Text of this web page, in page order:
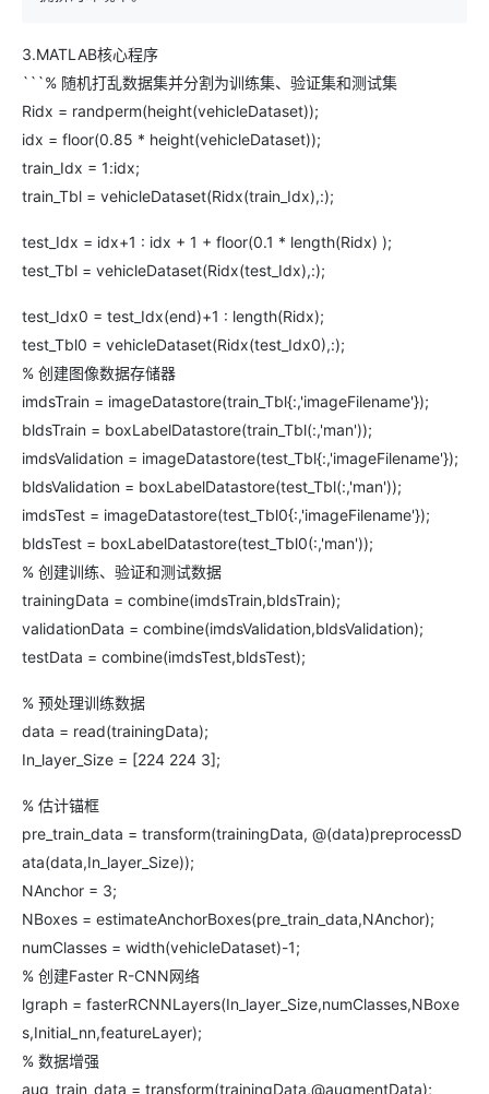
3.MATLAB核心程序
```% 随机打乱数据集并分割为训练集、验证集和测试集
Ridx = randperm(height(vehicleDataset));
idx = floor(0.85 * height(vehicleDataset));
train_Idx = 1:idx;
train_Tbl = vehicleDataset(Ridx(train_Idx),:);
test_Idx = idx+1 : idx + 1 + floor(0.1 * length(Ridx) );
test_Tbl = vehicleDataset(Ridx(test_Idx),:);
test_Idx0 = test_Idx(end)+1 : length(Ridx);
test_Tbl0 = vehicleDataset(Ridx(test_Idx0),:);
% 创建图像数据存储器
imdsTrain = imageDatastore(train_Tbl{:,'imageFilename'});
bldsTrain = boxLabelDatastore(train_Tbl(:,'man'));
imdsValidation = imageDatastore(test_Tbl{:,'imageFilename'});
bldsValidation = boxLabelDatastore(test_Tbl(:,'man'));
imdsTest = imageDatastore(test_Tbl0{:,'imageFilename'});
bldsTest = boxLabelDatastore(test_Tbl0(:,'man'));
% 创建训练、验证和测试数据
trainingData = combine(imdsTrain,bldsTrain);
validationData = combine(imdsValidation,bldsValidation);
testData = combine(imdsTest,bldsTest);
% 预处理训练数据
data = read(trainingData);
In_layer_Size = [224 224 3];
% 估计锚框
pre_train_data = transform(trainingData, @(data)preprocessD
ata(data,In_layer_Size));
NAnchor = 3;
NBoxes = estimateAnchorBoxes(pre_train_data,NAnchor);
numClasses = width(vehicleDataset)-1;
% 创建Faster R-CNN网络
lgraph = fasterRCNNLayers(In_layer_Size,numClasses,NBoxe
s,Initial_nn,featureLayer);
% 数据增强
aug_train_data = transform(trainingData,@augmentData);